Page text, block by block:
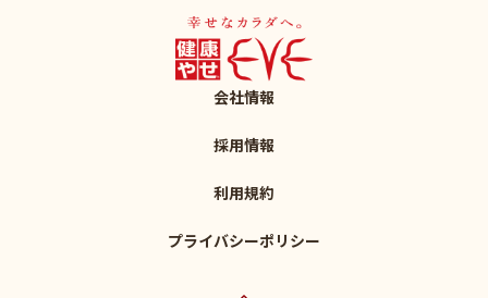
会社情報
採用情報
利用規約
プライバシーポリシー